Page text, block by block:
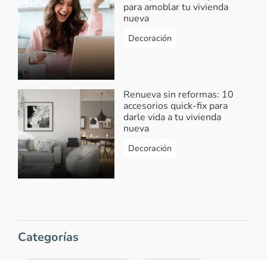
para amoblar tu vivienda
nueva
Decoración
Renueva sin reformas: 10
accesorios quick-fix para
darle vida a tu vivienda
nueva
Decoración
Categorías